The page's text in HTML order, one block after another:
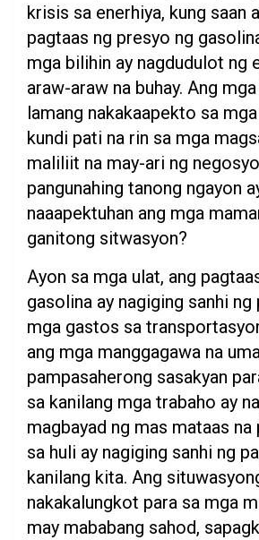
krisis sa enerhiya, kung saan
pagtaas ng presyo ng
mga bilihin ay nagdudulot ng
araw-araw na buhay. Ang
lamang nakakaapekto sa
kundi pati na rin sa mga
maliliit na may-ari ng
pangunahing tanong ngayon
naaapektuhan ang mga
ganitong sitwasyon?
Ayon sa mga ulat, ang
gasolina ay nagiging sanhi ng
mga gastos sa
ang mga manggagawa na
pampasaherong sasakyan
sa kanilang mga trabaho ay
magbayad ng mas mataas na
sa huli ay nagiging sanhi ng
kanilang kita. Ang
nakakalungkot para sa mga
may mababang sahod,